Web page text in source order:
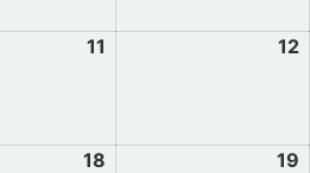
11 12
18 19